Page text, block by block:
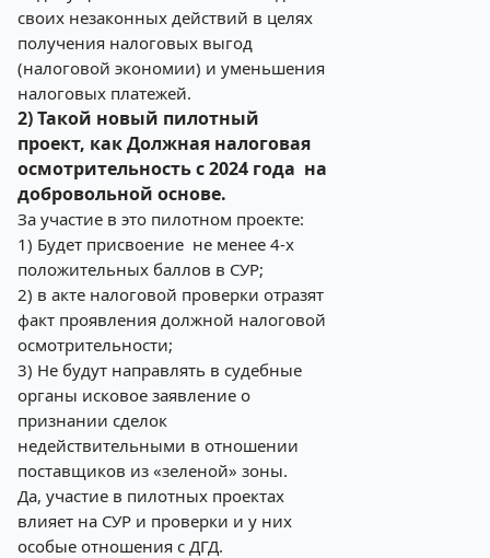
своих незаконных действий в целях
получения налоговых выгод
(налоговой экономии) и уменьшения
налоговых платежей.
2) Такой новый пилотный
проект, как Должная налоговая
осмотрительность с 2024 года на
добровольной основе.
За участие в это пилотном проекте:
1) Будет присвоение не менее 4-х
положительных баллов в СУР;
2) в акте налоговой проверки отразят
факт проявления должной налоговой
осмотрительности;
3) Не будут направлять в судебные
органы исковое заявление о
признании сделок
недействительными в отношении
поставщиков из «зеленой» зоны.
Да, участие в пилотных проектах
влияет на СУР и проверки и у них
особые отношения с ДГД.